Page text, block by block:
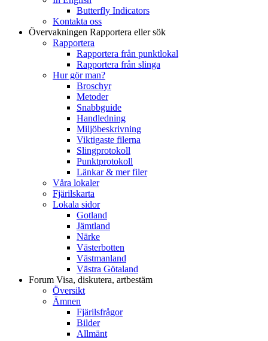
Butterfly Indicators
Kontakta oss
Övervakningen Rapportera eller sök
Rapportera
Rapportera från punktlokal
Rapportera från slinga
Hur gör man?
Broschyr
Metoder
Snabbguide
Handledning
Miljöbeskrivning
Viktigaste filerna
Slingprotokoll
Punktprotokoll
Länkar & mer filer
Våra lokaler
Fjärilskarta
Lokala sidor
Gotland
Jämtland
Närke
Västerbotten
Västmanland
Västra Götaland
Forum Visa, diskutera, artbestäm
Översikt
Ämnen
Fjärilsfrågor
Bilder
Allmänt